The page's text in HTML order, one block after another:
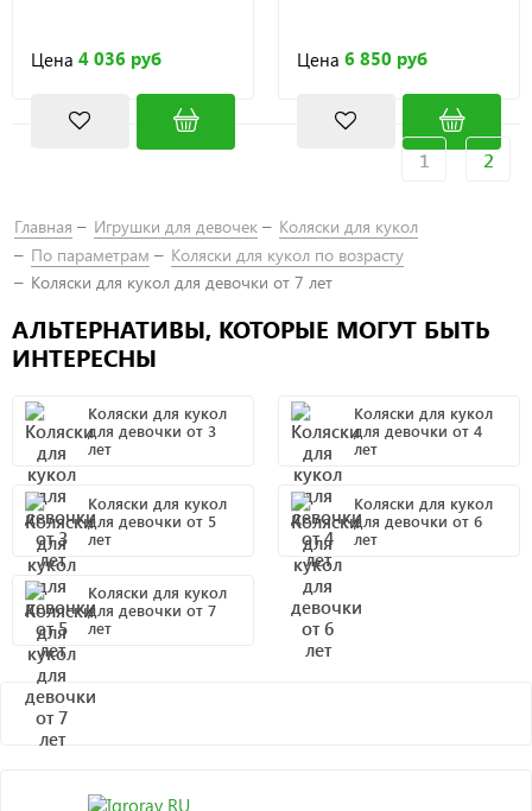
Цена 4 036 руб Цена 6 850 руб
1 2
Главная Игрушки для девочек
Коляски для кукол
По параметрам
Коляски для кукол по возрасту
Коляски для кукол для девочки от 7 лет
АЛЬТЕРНАТИВЫ, КОТОРЫЕ МОГУТ БЫТЬ
ИНТЕРЕСНЫ
Коляски для кукол
для девочки от 3
лет
Коляски для кукол
для девочки от 4
лет
Коляски для кукол
для девочки от 5
лет
Коляски для кукол
для девочки от 6
лет
Коляски для кукол
для девочки от 7
лет